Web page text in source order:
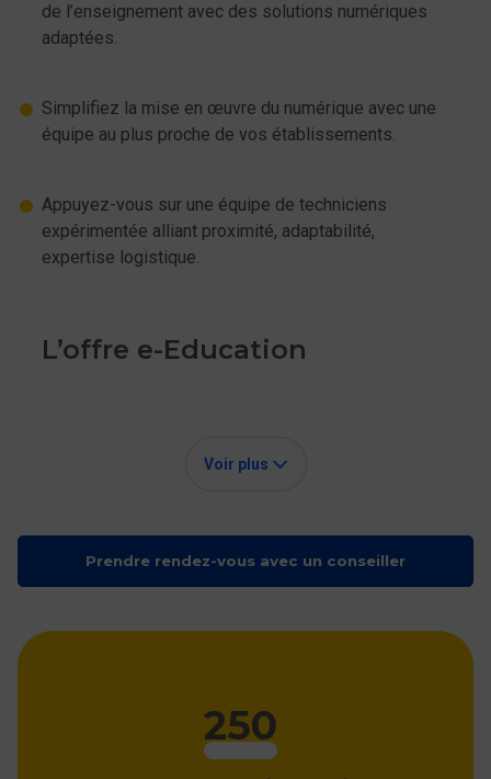
de l’enseignement avec des solutions numériques
adaptées.
Simplifiez la mise en œuvre du numérique avec une
équipe au plus proche de vos établissements.
Appuyez-vous sur une équipe de techniciens
expérimentée alliant proximité, adaptabilité,
expertise logistique.
L’offre e-Education
pédagogie innovante et dynamique : le potentiel de l’e-Education
établissements scolaires. Du conseil en amont et pendant le
projet, des équipements pour les élèves et les enseignants
(équipement de classe, équipement individuel, solution de
œuvre (assistance et SAV)
Voir plus
Prendre rendez-vous avec un conseiller
250